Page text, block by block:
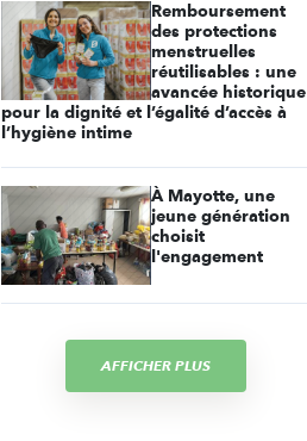
Remboursement
des protections
menstruelles
réutilisables : une
avancée historique
pour la dignité et l’égalité d’accès à
l’hygiène intime
À Mayotte, une
jeune génération
choisit
l'engagement
AFFICHER PLUS